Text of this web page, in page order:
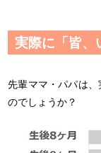
実際に「皆、
先輩ママ・パパは
のでしょうか？